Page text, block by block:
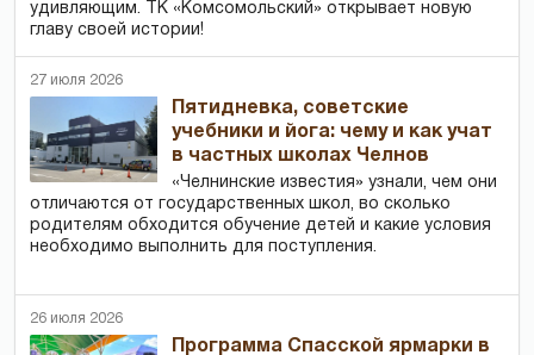
удивляющим. ТК «Комсомольский» открывает новую
главу своей истории!
27 июля 2026
Пятидневка, советские
учебники и йога: чему и как учат
в частных школах Челнов
«Челнинские известия» узнали, чем они
отличаются от государственных школ, во сколько
родителям обходится обучение детей и какие условия
необходимо выполнить для поступления.
26 июля 2026
Программа Спасской ярмарки в